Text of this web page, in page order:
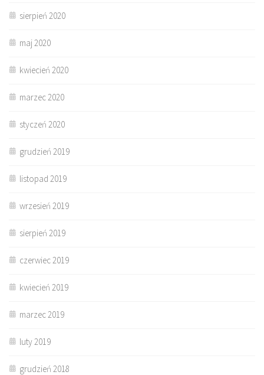
sierpień 2020
maj 2020
kwiecień 2020
marzec 2020
styczeń 2020
grudzień 2019
listopad 2019
wrzesień 2019
sierpień 2019
czerwiec 2019
kwiecień 2019
marzec 2019
luty 2019
grudzień 2018